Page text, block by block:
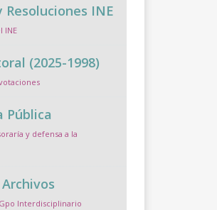
Resoluciones INE
INE
(2025-1998)
Pública
y defensa a la
Interdisciplinario